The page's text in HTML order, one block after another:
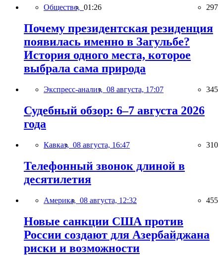
Общество, 01:26 297
Почему президентская резиденция
появилась именно в Загульбе?
История одного места, которое
выбрала сама природа
Экспресс-анализ, 08 августа, 17:07 345
Судебный обзор: 6–7 августа 2026
года
Кавказ, 08 августа, 16:47 310
Телефонный звонок длиной в
десятилетия
Америка, 08 августа, 12:32 455
Новые санкции США против
России создают для Азербайджана
риски и возможности